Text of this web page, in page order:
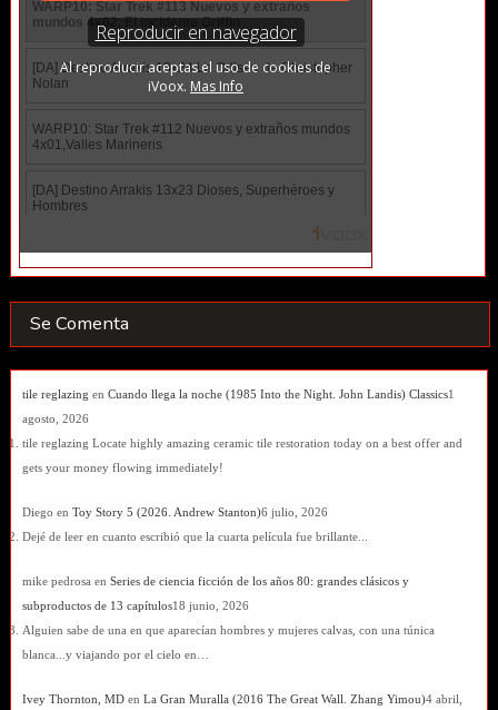
Se Comenta
tile reglazing en Cuando llega la noche (1985 Into the Night. John Landis) Classics1
agosto, 2026
tile reglazing Locate highly amazing ceramic tile restoration today on a best offer and
gets your money flowing immediately!
Diego en Toy Story 5 (2026. Andrew Stanton)6 julio, 2026
Dejé de leer en cuanto escribió que la cuarta película fue brillante...
mike pedrosa en Series de ciencia ficción de los años 80: grandes clásicos y
subproductos de 13 capítulos18 junio, 2026
Alguien sabe de una en que aparecían hombres y mujeres calvas, con una túnica
blanca...y viajando por el cielo en…
Ivey Thornton, MDen La Gran Muralla (2016 The Great Wall. Zhang Yimou)4 abril,